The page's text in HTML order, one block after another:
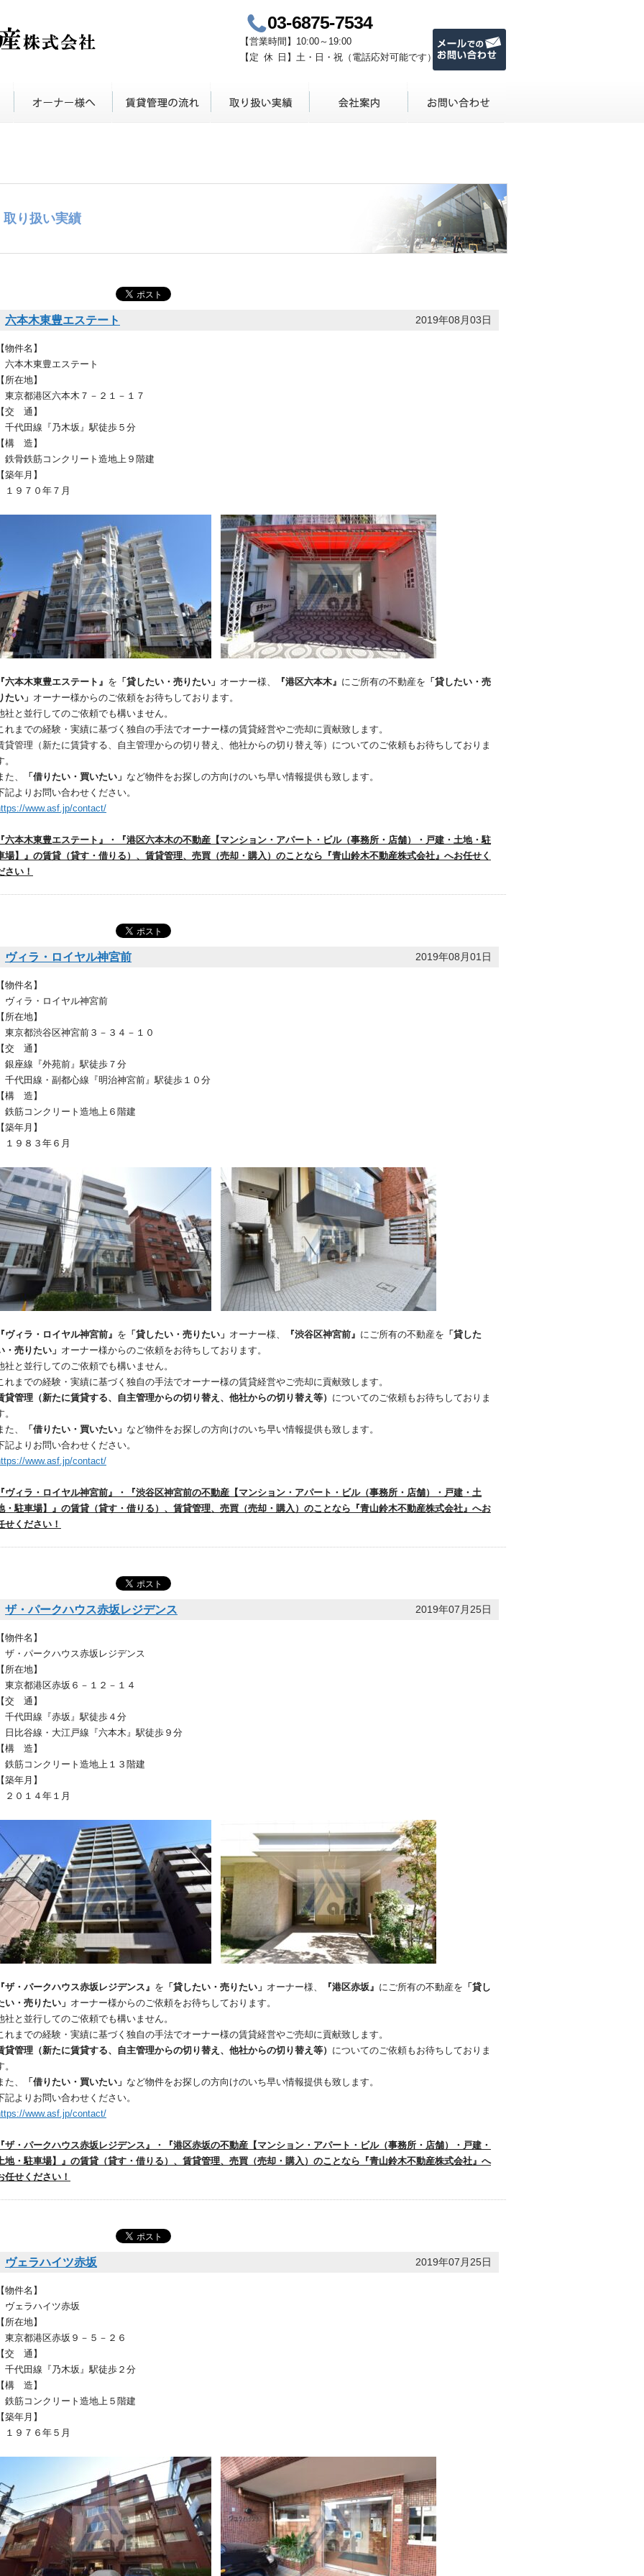
03-6875-7534
【営業時間 】 10:00～19:00
【定 休 日】 土・日・祝（電話応対可能です）
取り扱い実績
六本木東豊エステート 2019年08月03日
物件名】
本木東豊エステート
所在地】
京都港区六本木７－２１－１７
交 通】
代田線『乃木坂』駅徒歩５分
構 造】
骨鉄筋コンクリート造地上９階建
築年月】
９７０年７月
六本木東豊エステート』 を 「貸したい・売りたい」 オーナー様、 『港区六本木』 にご所有の不動産を 「貸したい・売
たい」 オーナー様からのご依頼をお待ちしております。
社と並行してのご依頼でも構いません。
れまでの経験・実績に基づく独自の手法でオーナー様の賃貸経営やご売却に貢献致します。
貸管理（新たに賃貸する、自主管理からの切り替え、他社からの切り替え等）についてのご依頼もお待ちしておりま
。
た、
「借りたい・買いたい」 など物件をお探しの方向けのいち早い情報提供も致します。
記よりお問い合わせください。
www.asf.jp/contact/
六本木東豊エステート』・『港区六本木の不動産【マンション・アパート・ビル（事務所・店舗）・戸建・土地・駐
場】』の賃貸（貸す・借りる）、賃貸管理、売買（売却・購入）のことなら『青山鈴木不動産株式会社』へお任せく
さい！
ヴィラ・ロイヤル神宮前 2019年08月01日
物件名】
ィラ・ロイヤル神宮前
所在地】
京都渋谷区神宮前３－３４－１０
交 通】
座線『外苑前』駅徒歩７分
代田線・副都心線『明治神宮前』駅徒歩１０分
構 造】
筋コンクリート造地上６階建
築年月】
９８３年６月
ヴィラ・ロイヤル神宮前』 を 「貸したい・売りたい」 オーナー様、 『渋谷区神宮前』 にご所有の不動産を 「貸した
・売りたい」 オーナー様からのご依頼をお待ちしております。
社と並行してのご依頼でも構いません。
れまでの経験・実績に基づく独自の手法でオーナー様の賃貸経営やご売却に貢献致します。
貸管理（新たに賃貸する、自主管理からの切り替え、他社からの切り替え等） についてのご依頼もお待ちしておりま
。
た、
「借りたい・買いたい」 など物件をお探しの方向けのいち早い情報提供も致します。
記よりお問い合わせください。
www.asf.jp/contact/
ヴィラ・ロイヤル神宮前』・『渋谷区神宮前の不動産【マンション・アパート・ビル（事務所・店舗）・戸建・土
・駐車場】』の賃貸（貸す・借りる）、賃貸管理、売買（売却・購入）のことなら『青山鈴木不動産株式会社』へお
せください！
ザ・パークハウス赤坂レジデンス 2019年07月25日
物件名】
・パークハウス赤坂レジデンス
所在地】
京都港区赤坂６－１２－１４
交 通】
代田線『赤坂』駅徒歩４分
比谷線・大江戸線『六本木』駅徒歩９分
構 造】
筋コンクリート造地上１３階建
築年月】
０１４年１月
ザ・パークハウス赤坂レジデンス』 を 「貸したい・売りたい」 オーナー様、 『港区赤坂』 にご所有の不動産を 「貸し
い・売りたい」 オーナー様からのご依頼をお待ちしております。
社と並行してのご依頼でも構いません。
れまでの経験・実績に基づく独自の手法でオーナー様の賃貸経営やご売却に貢献致します。
貸管理（新たに賃貸する、自主管理からの切り替え、他社からの切り替え等） についてのご依頼もお待ちしておりま
。
た、
「借りたい・買いたい」 など物件をお探しの方向けのいち早い情報提供も致します。
記よりお問い合わせください。
www.asf.jp/contact/
ザ・パークハウス赤坂レジデンス』・『港区赤坂の不動産【マンション・アパート・ビル（事務所・店舗）・戸建・
地・駐車場】』の賃貸（貸す・借りる）、賃貸管理、売買（売却・購入）のことなら『青山鈴木不動産株式会社』へ
任せください！
ヴェラハイツ赤坂 2019年07月25日
物件名】
ェラハイツ赤坂
所在地】
京都港区赤坂９－５－２６
交 通】
代田線『乃木坂』駅徒歩２分
構 造】
筋コンクリート造地上５階建
築年月】
９７６年５月